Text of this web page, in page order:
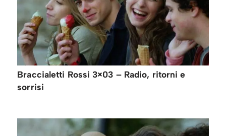
Braccialetti Rossi 3×03 – Radio, ritorni e
sorrisi